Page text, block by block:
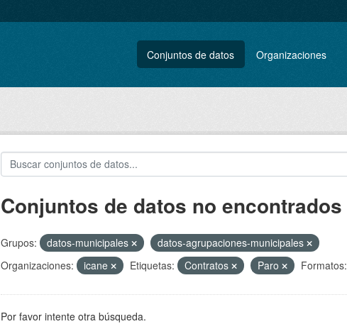
Conjuntos de datos Organizaciones
Conjuntos de datos no encontrados
Grupos: datos-municipales
datos-agrupaciones-municipales
Organizaciones:
icane Etiquetas: Contratos Paro Formatos:
Por favor intente otra búsqueda.